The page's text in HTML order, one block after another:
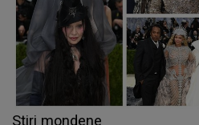
Stiri mondene